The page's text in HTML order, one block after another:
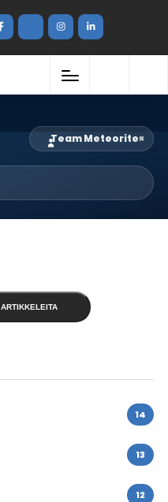
Team Meteorite×
14
13
12